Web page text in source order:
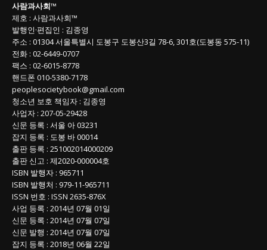
목
록
사람과사회™
제호 : 사람과사회™
발행인·편집인 : 김종영
주소 : 01304서울특별시 도봉구 도봉산3길 78-6, 301호(도봉동 575-11)
전화 : 02-6449-0707
팩스 : 02-6015-8778
핸드폰 010-5380-7178
peoplesocietybook@gmail.com
청소년 보호 책임자 : 김종영
사업자 : 207-05-29428
신문 등록 : 서울 아 03231
잡지 등록 : 도봉 바 00014
출판 등록 : 251002014000209
출판 신고 : 제2020-000004호
ISBN 발행자 : 965711
ISBN 발행처 : 979-11-965711
ISSN 번호 : ISSN 2635-876X
사업 등록 : 2014년 07월 01일
신문 등록 : 2014년 07월 07일
신문 발행 : 2014년 07월 07일
잡지 등록 : 2018년 06월 22일